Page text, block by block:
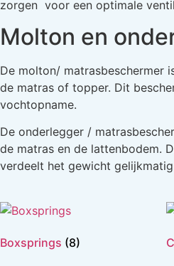
zorgen voor een optimale
Molton en
De molton/ matrasbeschermer
de matras of topper. Dit
vochtopname.
De onderlegger /
de matras en de lattenbodem.
verdeelt het gewicht
Boxsprings (8)